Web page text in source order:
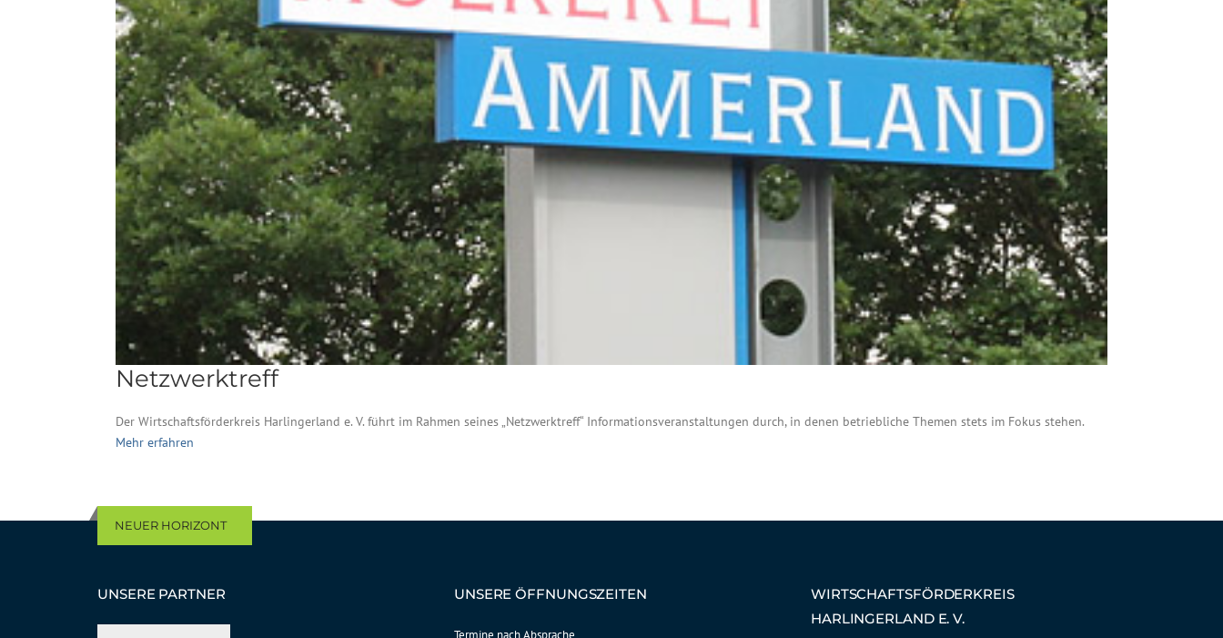
Netzwerktreff
Der Wirtschaftsförderkreis Harlingerland e. V. führt im Rahmen seines „Netzwerktreff“ Informationsveranstaltungen durch, in denen betriebliche Themen stets im Fokus stehen.
Mehr erfahren
NEUER HORIZONT
UNSERE PARTNER UNSERE ÖFFNUNGSZEITEN
WIRTSCHAFTSFÖRDERKREIS
HARLINGERLAND E. V.